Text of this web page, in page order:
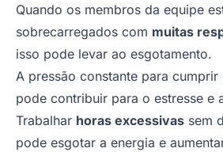
Quando os membros da equipe
sobrecarregados com muitas
isso pode levar ao esgotamento.
A pressão constante para cumprir
pode contribuir para o estresse e
Trabalhar horas excessivas sem
pode esgotar a energia e